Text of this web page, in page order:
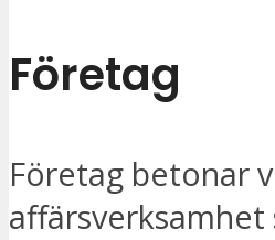
Företag
Företag betonar